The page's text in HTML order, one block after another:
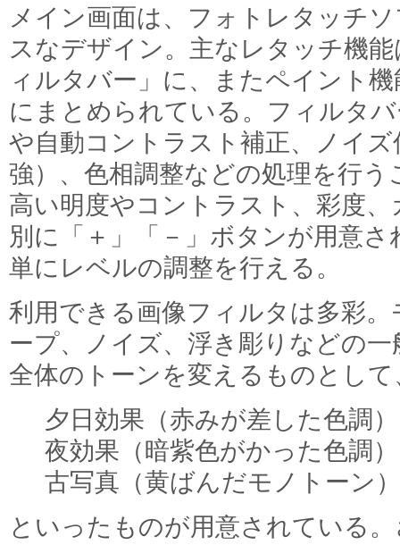
メイン画面は、フォトレタッチ
スなデザイン。主なレタッチ機
ィルタバー」に、またペイント
にまとめられている。フィルタ
や自動コントラスト補正、ノイ
強）、色相調整などの処理を行
高い明度やコントラスト、彩度
別に「＋」「－」ボタンが用意
単にレベルの調整を行える。
利用できる画像フィルタは多彩
ープ、ノイズ、浮き彫りなどの
全体のトーンを変えるものとして
夕日効果（赤みが差した色調）
夜効果（暗紫色がかった色調）
古写真（黄ばんだモノトーン）
といったものが用意されている